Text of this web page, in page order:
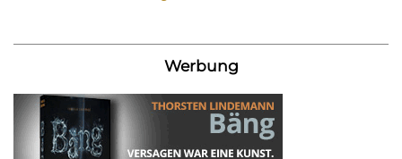
Werbung